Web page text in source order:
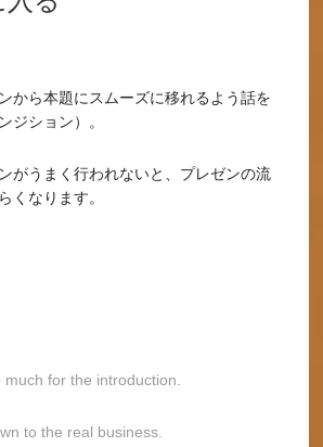
から本題にスムーズに移れるよう話を
ジション）。
がうまく行われないと、プレゼンの流
くなります。
much for the introduction.
to the real business.